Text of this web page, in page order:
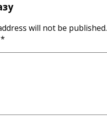
will not be published.
*